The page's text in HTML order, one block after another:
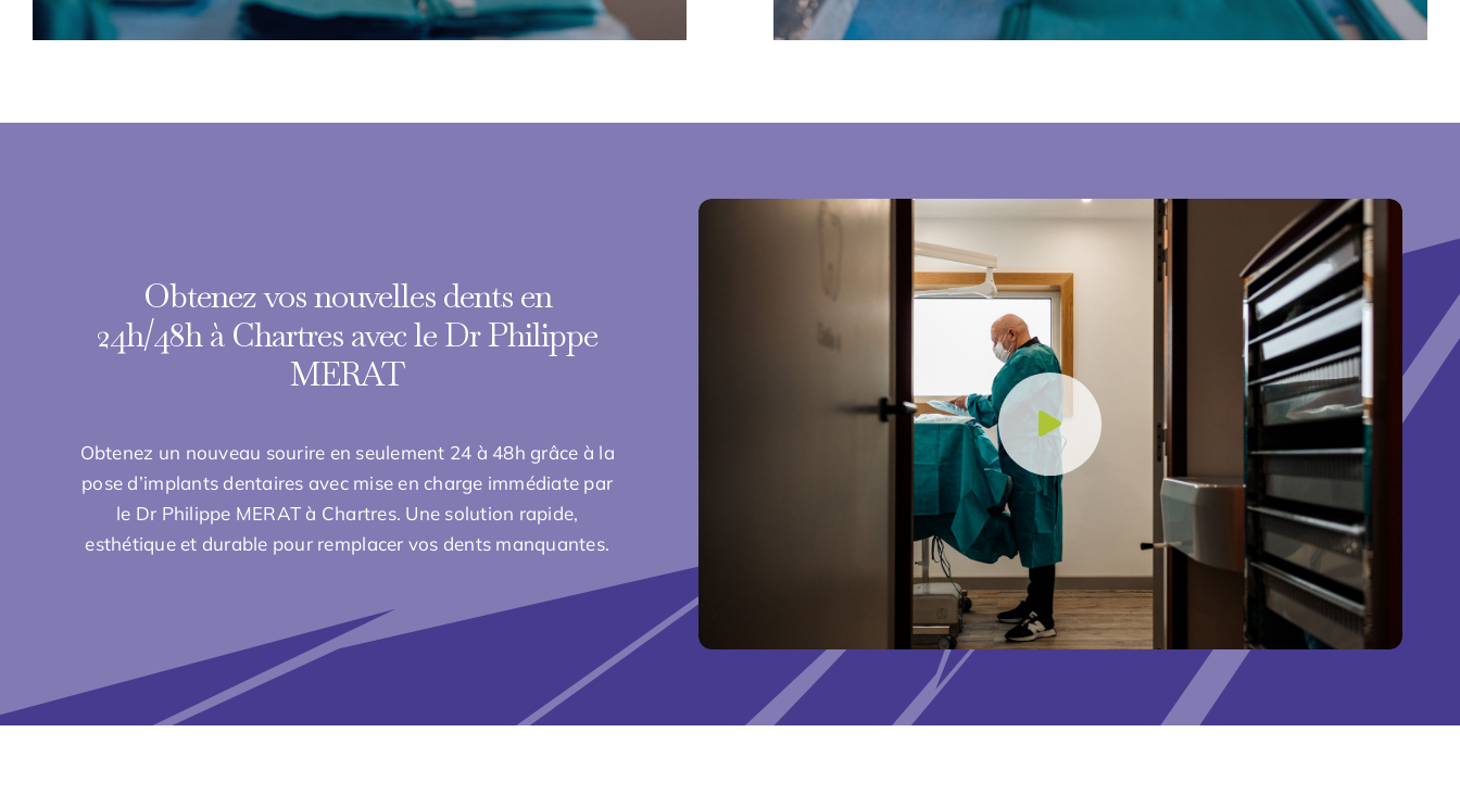
Obtenez vos nouvelles dents en
24h/48hà Chartres avec le Dr Philippe
MERAT
Obtenez un nouveau sourire en seulement 24 à 48h grâce à la
pose d’implants dentaires avec mise en charge immédiate par
le Dr Philippe MERAT à Chartres. Une solution rapide,
esthétique et durable pour remplacer vos dents manquantes.